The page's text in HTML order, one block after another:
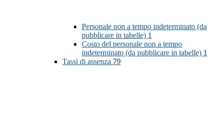
Personale non a tempo indeterminato (da
pubblicare in tabelle) 1
Costo del personale non a tempo
indeterminato (da pubblicare in tabelle) 1
Tassi di assenza 79